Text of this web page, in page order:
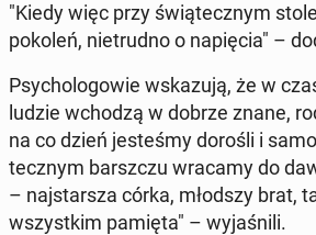
"Kiedy więc przy świą­tecz­nym
pokoleń, nie­trud­no o na­pię­cia" –
Psy­cho­lo­go­wie wska­zu­ją, że w
ludzie wchodzą w dobrze znane,
na co dzień je­ste­śmy dorośli i
tecz­nym barsz­czu wracamy do
– naj­star­sza córka, młodszy brat,
wszyst­kim pamięta" – wy­ja­śni­li.